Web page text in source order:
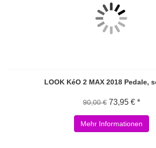
LOOK KéO 2 MAX 2018 Pedale,
90,00 € 73,95 € *
Mehr Informationen